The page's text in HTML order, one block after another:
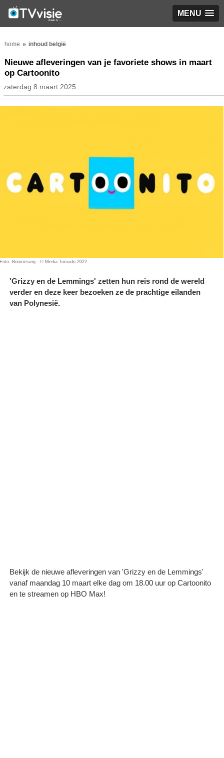
MENU
home inhoud belgië
Nieuwe afleveringen van je favoriete shows in maart
op Cartoonito
zaterdag 8 maart 2025
Foto: Boomerang - © Media Tornado 2022
'Grizzy en de Lemmings' zetten hun reis rond de wereld
verder en deze keer bezoeken ze de prachtige eilanden
van Polynesië.
Bekijk de nieuwe afleveringen van 'Grizzy en de Lemmings'
vanaf maandag 10 maart elke dag om 18.00 uur op Cartoonito
en te streamen op HBO Max!